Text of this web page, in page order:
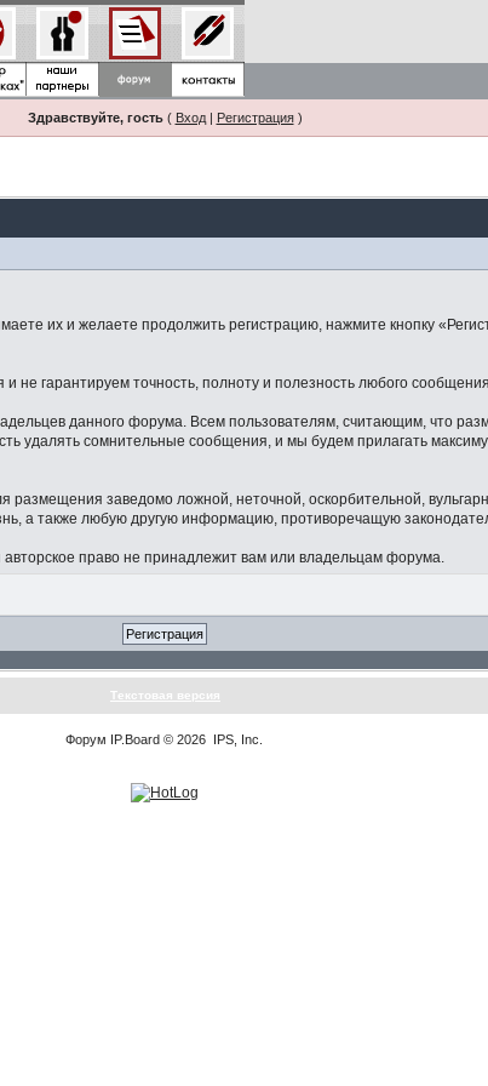
Здравствуйте, гость( Вход| Регистрация)
их и желаете продолжить регистрацию, нажмите кнопку
гарантируем точность, полноту и полезность любого
данного форума. Всем пользователям, считающим, что
удалять сомнительные сообщения, и мы будем прилагать
размещения заведомо ложной, неточной, оскорбительной,
а также любую другую информацию, противоречащую
право не принадлежит вам или владельцам форума.
Текстовая версия
Форум IP.Board © 2026 IPS, Inc